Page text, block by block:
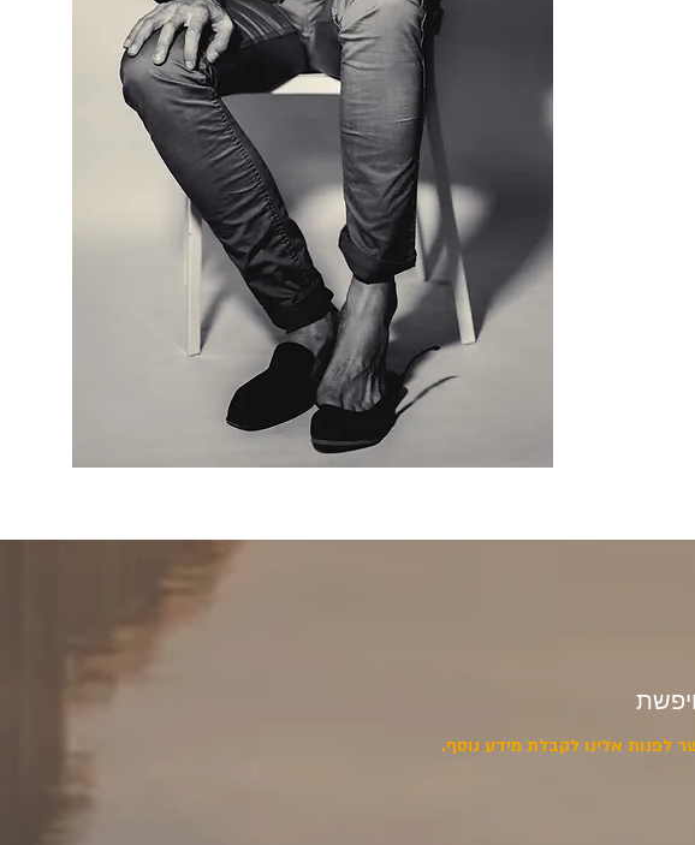
לפנות אלינו לקבלת מידע נוסף.